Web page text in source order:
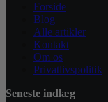
Forside
Blog
Alle artikler
Kontakt
Om os
Privatlivspolitik
Seneste indlæg